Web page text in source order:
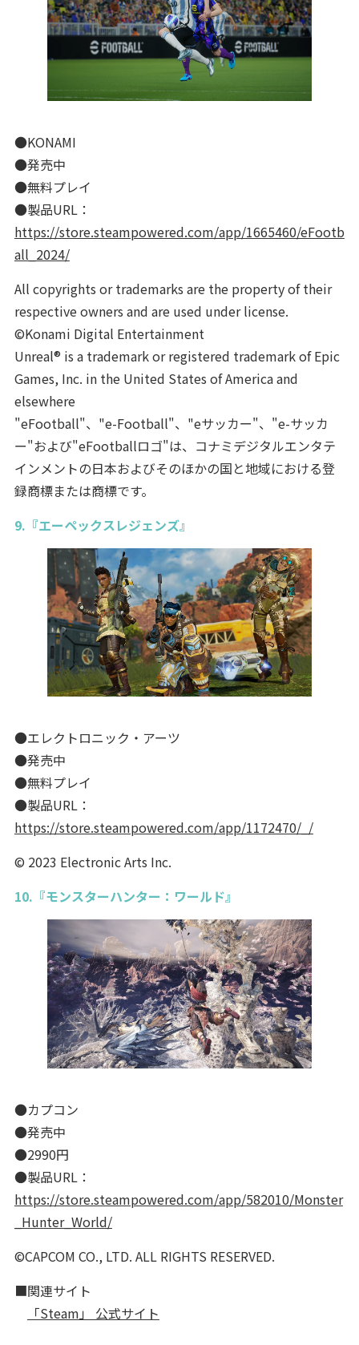
●KONAMI
●発売中
●無料プレイ
●製品URL：
https://store.steampowered.com/app/1665460/eFootb
all_2024/
All copyrights or trademarks are the property of their
respective owners and are used under license.
©Konami Digital Entertainment
Unreal® is a trademark or registered trademark of Epic
Games, Inc. in the United States of America and
elsewhere
"eFootball"、"e-Football"、"eサッカー"、"e-サッカ
ー"および"eFootballロゴ"は、コナミデジタルエンタテ
インメントの日本およびそのほかの国と地域における登
録商標または商標です。
9.『エーペックスレジェンズ』
●エレクトロニック・アーツ
●発売中
●無料プレイ
●製品URL：
https://store.steampowered.com/app/1172470/_/
© 2023 Electronic Arts Inc.
10.『モンスターハンター：ワールド』
●カプコン
●発売中
●2990円
●製品URL：
https://store.steampowered.com/app/582010/Monster
_Hunter_World/
©CAPCOM CO., LTD. ALL RIGHTS RESERVED.
■関連サイト
「Steam」 公式サイト